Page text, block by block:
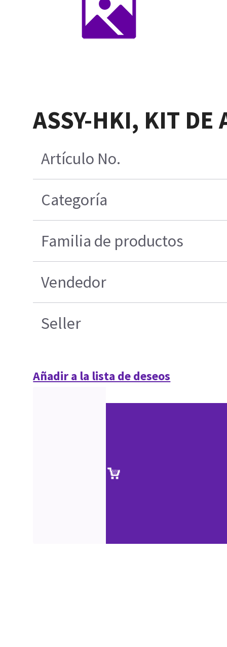
ASSY-HKI, KIT DE
Artículo No.
Categoría
Familia de productos
Vendedor
Seller
Añadir a la lista de deseos